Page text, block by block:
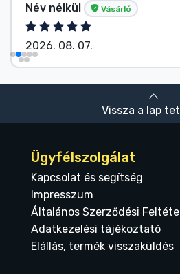
Név nélkül Vásárló
2026. 08. 07.
Vissza a lap
Ügyfélszolgálat
Kapcsolat és segítség
Impresszum
Általános Szerződési
Adatkezelési tájékoztató
Elállás, termék visszaküldés